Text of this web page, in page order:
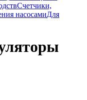
Счетчики,
насосамиДля